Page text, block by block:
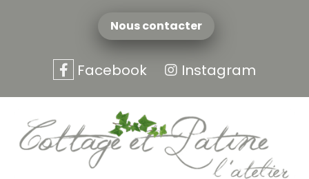
Nous contacter
Facebook Instagram